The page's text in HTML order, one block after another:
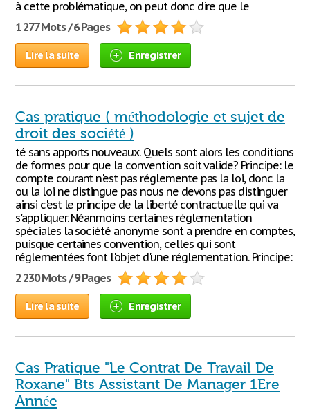
à cette problématique, on peut donc dire que le
1 277 Mots / 6 Pages
Lire la suite Enregistrer
Cas pratique ( méthodologie et sujet de
droit des société )
té sans apports nouveaux. Quels sont alors les conditions
de formes pour que la convention soit valide? Principe: le
compte courant n'est pas réglemente pas la loi, donc la
ou la loi ne distingue pas nous ne devons pas distinguer
ainsi c'est le principe de la liberté contractuelle qui va
s'appliquer. Néanmoins certaines réglementation
spéciales la société anonyme sont a prendre en comptes,
puisque certaines convention, celles qui sont
réglementées font l'objet d'une réglementation. Principe:
2 230 Mots / 9 Pages
Lire la suite Enregistrer
Cas Pratique "Le Contrat De Travail De
Roxane" Bts Assistant De Manager 1Ere
Année